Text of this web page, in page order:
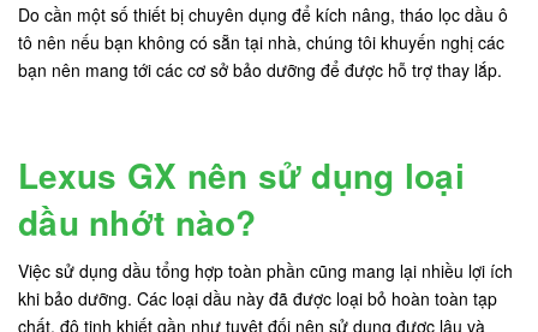
Do cần một số thiết bị chuyên dụng để kích nâng, tháo lọc dầu ô
tô nên nếu bạn không có sẵn tại nhà, chúng tôi khuyến nghị các
bạn nên mang tới các cơ sở bảo dưỡng để được hỗ trợ thay lắp.
Lexus GX nên sử dụng loại
dầu nhớt nào?
Việc sử dụng dầu tổng hợp toàn phần cũng mang lại nhiều lợi ích
khi bảo dưỡng. Các loại dầu này đã được loại bỏ hoàn toàn tạp
chất, độ tinh khiết gần như tuyệt đối nên sử dụng được lâu và